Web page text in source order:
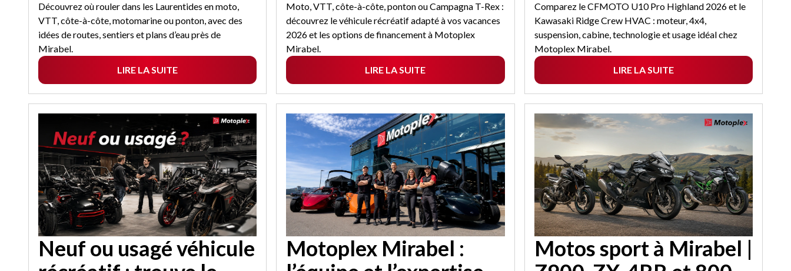
Découvrez où rouler dans les Laurentides en moto,
VTT, côte-à-côte, motomarine ou ponton, avec des
idées de routes, sentiers et plans d’eau près de
Mirabel.
LIRE LA SUITE
Moto, VTT, côte-à-côte, ponton ou Campagna T-Rex :
découvrez le véhicule récréatif adapté à vos vacances
2026 et les options de financement à Motoplex
Mirabel.
LIRE LA SUITE
Comparez le CFMOTO U10 Pro Highland 2026 et le
Kawasaki Ridge Crew HVAC : moteur, 4x4,
suspension, cabine, technologie et usage idéal chez
Motoplex Mirabel.
LIRE LA SUITE
Neuf ou usagé véhicule
Motoplex Mirabel :
Motos sport à Mirabel |